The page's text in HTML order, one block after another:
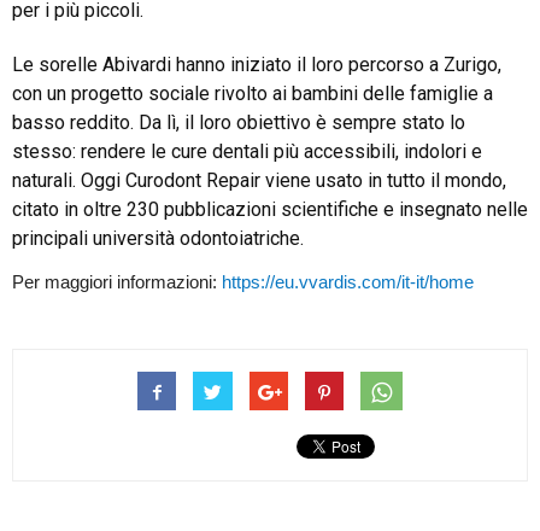
per i più piccoli.
Le sorelle Abivardi hanno iniziato il loro percorso a Zurigo,
con un progetto sociale rivolto ai bambini delle famiglie a
basso reddito. Da lì, il loro obiettivo è sempre stato lo
stesso: rendere le cure dentali più accessibili, indolori e
naturali. Oggi Curodont Repair viene usato in tutto il mondo,
citato in oltre 230 pubblicazioni scientifiche e insegnato nelle
principali università odontoiatriche.
Per maggiori informazioni: https://eu.vvardis.com/it-it/home